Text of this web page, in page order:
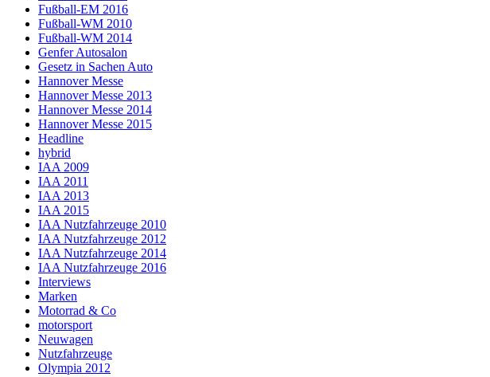
Fußball-EM 2016
Fußball-WM 2010
Fußball-WM 2014
Genfer Autosalon
Gesetz in Sachen Auto
Hannover Messe
Hannover Messe 2013
Hannover Messe 2014
Hannover Messe 2015
Headline
hybrid
IAA 2009
IAA 2011
IAA 2013
IAA 2015
IAA Nutzfahrzeuge 2010
IAA Nutzfahrzeuge 2012
IAA Nutzfahrzeuge 2014
IAA Nutzfahrzeuge 2016
Interviews
Marken
Motorrad & Co
motorsport
Neuwagen
Nutzfahrzeuge
Olympia 2012